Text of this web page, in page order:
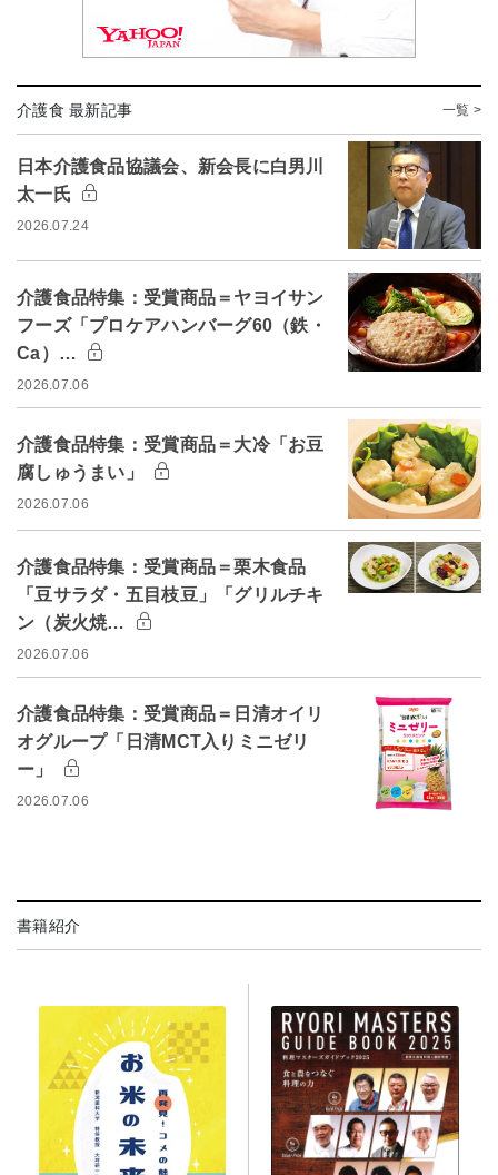
介護食 最新記事 一覧 >
日本介護食品協議会、新会長に白男川
太一氏
2026.07.24
介護食品特集：受賞商品＝ヤヨイサン
フーズ「プロケアハンバーグ60（鉄・
Ca）…
2026.07.06
介護食品特集：受賞商品＝大冷「お豆
腐しゅうまい」
2026.07.06
介護食品特集：受賞商品＝栗木食品
「豆サラダ・五目枝豆」「グリルチキ
ン（炭火焼…
2026.07.06
介護食品特集：受賞商品＝日清オイリ
オグループ「日清MCT入りミニゼリ
ー」
2026.07.06
書籍紹介